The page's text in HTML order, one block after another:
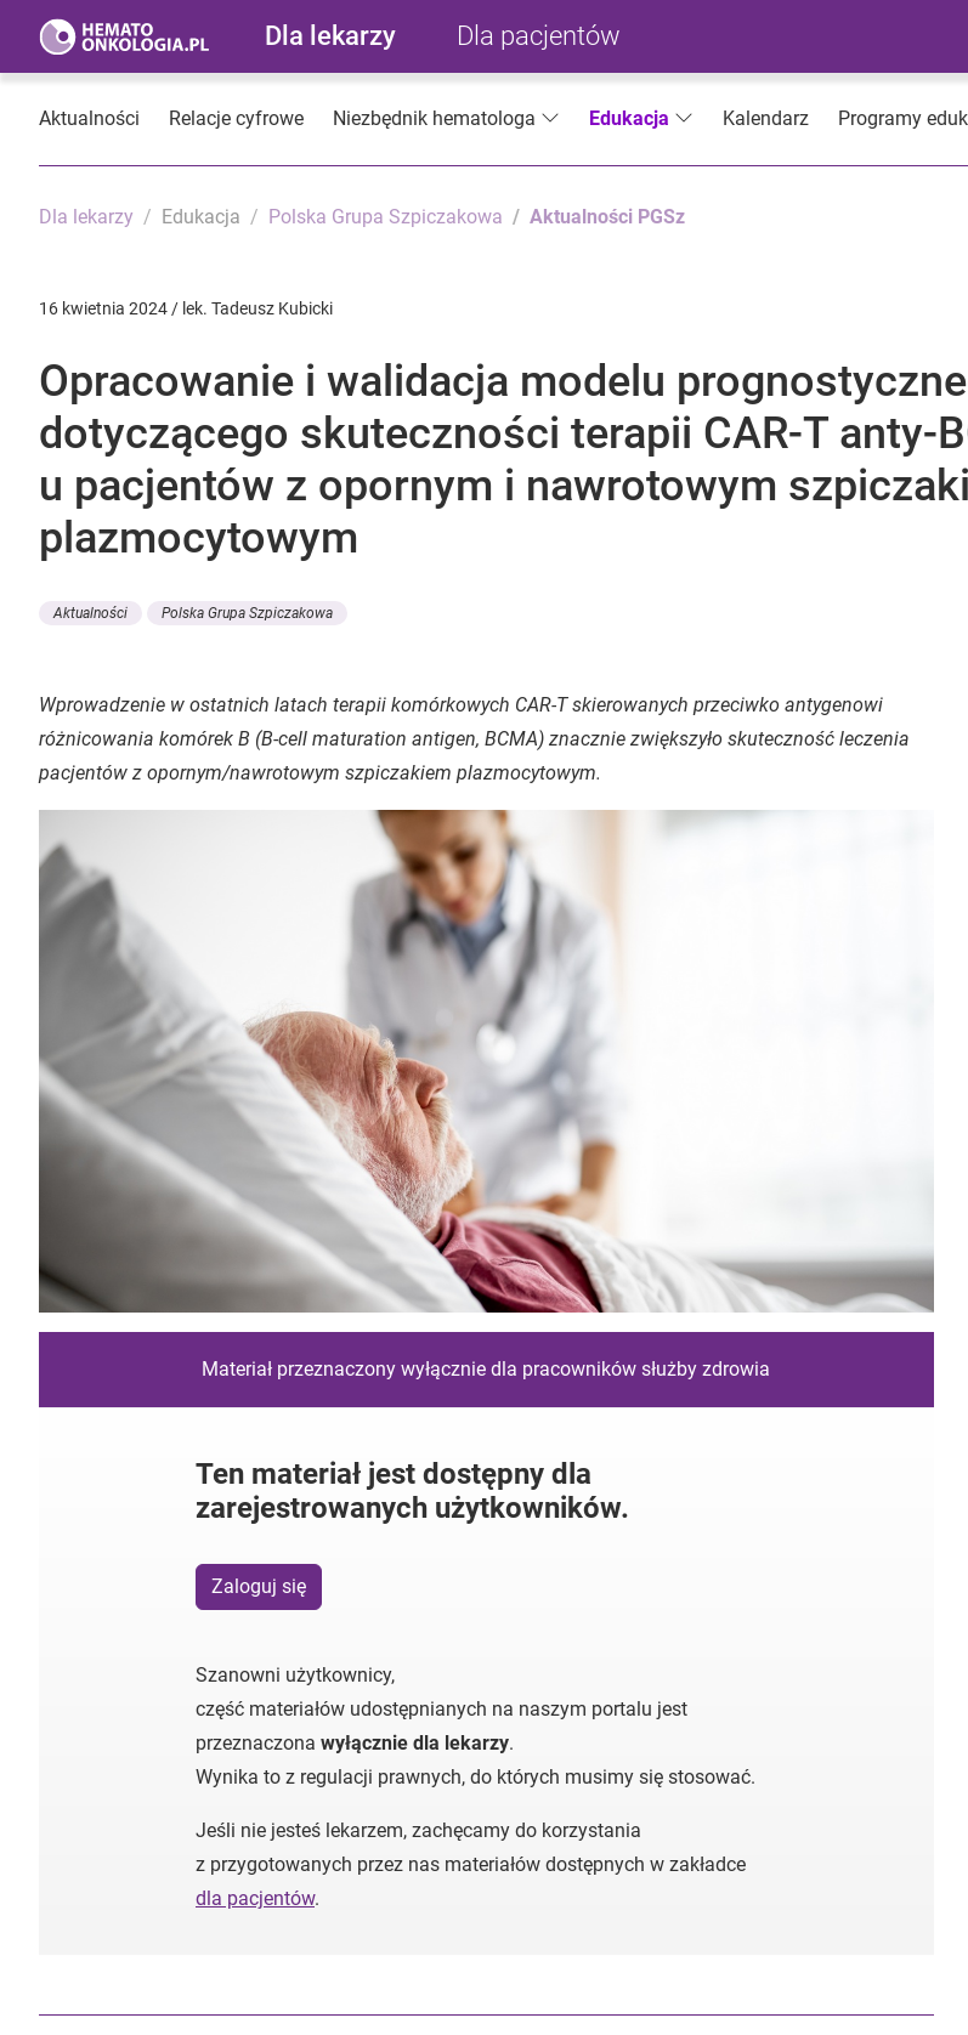
Dla lekarzy Dla pacjentów
Aktualności Relacje cyfrowe Niezbędnik hematologa Edukacja Kalendarz Programy
Dla lekarzy Edukacja Polska Grupa Szpiczakowa Aktualności PGSz
16 kwietnia 2024 / lek. Tadeusz Kubicki
Opracowanie i walidacja modelu
dotyczącego skuteczności terapii CAR-T anty-
u pacjentów z opornym i nawrotowym
plazmocytowym
Aktualności Polska Grupa Szpiczakowa
Wprowadzenie w ostatnich latach terapii komórkowych CAR-T skierowanych przeciwko antygenowi
różnicowania komórek B (B-cell maturation antigen, BCMA) znacznie zwiększyło skuteczność leczenia
pacjentów z opornym/nawrotowym szpiczakiem plazmocytowym.
Materiał przeznaczony wyłącznie dla pracowników służby zdrowia
Ten materiał jest dostępny dla
zarejestrowanych użytkowników.
Zaloguj się
Szanowni użytkownicy,
część materiałów udostępnianych na naszym portalu jest
przeznaczona wyłącznie dla lekarzy.
Wynika to z regulacji prawnych, do których musimy się stosować.
Jeśli nie jesteś lekarzem, zachęcamy do korzystania
z przygotowanych przez nas materiałów dostępnych w zakładce
dla pacjentów.